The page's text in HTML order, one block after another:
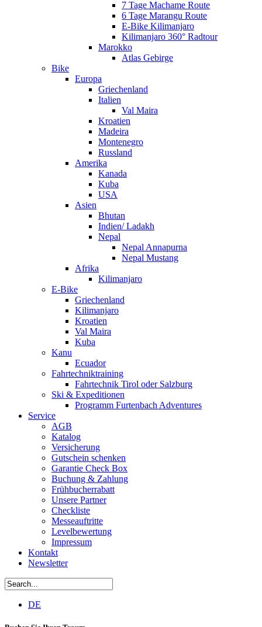
7 Tage Machame Route
6 Tage Marangu Route
E-Bike Kilimanjaro
Kilimanjaro 360° Radtour
Marokko
Atlas Gebirge
Bike
Europa
Griechenland
Italien
Val Maira
Kroatien
Madeira
Montenegro
Russland
Amerika
Kanada
Kuba
USA
Asien
Bhutan
Indien/ Ladakh
Nepal
Nepal Annapurna
Nepal Mustang
Afrika
Kilimanjaro
E-Bike
Griechenland
Kilimanjaro
Kroatien
Val Maira
Kuba
Kanu
Ecuador
Fahrtechniktraining
Fahrtechnik Tirol oder Salzburg
Ski & Expeditionen
Programm Furtenbach Adventures
Service
AGB
Katalog
Versicherung
Gutschein schenken
Garantie Check Box
Buchung & Zahlung
Frühbucherrabatt
Unsere Partner
Checkliste
Messeauftritte
Levelbewertung
Impressum
Kontakt
Newsletter
DE